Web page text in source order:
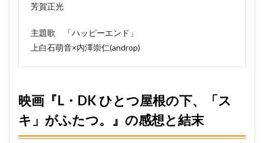
芳賀正光
主題歌 「ハッピーエンド」
上白石萌音×内澤崇仁(androp)
映画『L・DK ひとつ屋根の下、「ス
キ」がふたつ。』の感想と結末